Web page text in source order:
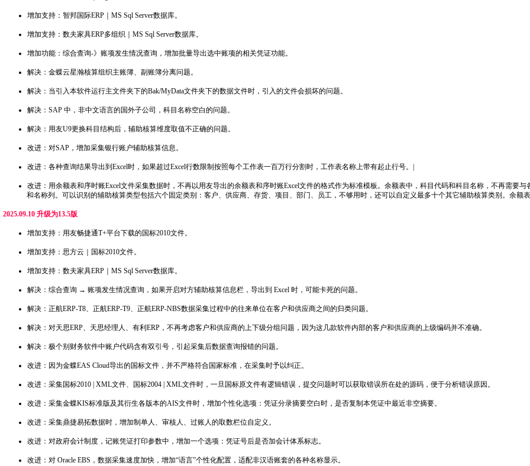
增加支持：智邦国际ERP｜MS Sql Server数据库。
增加支持：数夫家具ERP多组织｜MS Sql Server数据库。
增加功能：综合查询-》账项发生情况查询，增加批量导出选中账项的相关凭证功能。
解决：金蝶云星瀚核算组织主账簿、副账簿分离问题。
解决：当引入本软件运行主文件夹下的Bak/MyData文件夹下的数据文件时，引入的文件会损坏的问题。
解决：SAP 中，非中文语言的国外子公司，科目名称空白的问题。
解决：用友U9更换科目结构后，辅助核算维度取值不正确的问题。
改进：对SAP，增加采集银行账户辅助核算信息。
改进：各种查询结果导出到Excel时，如果超过Excel行数限制按照每个工作表一百万行分割时，工作表名称上带有起止行号。|
改进：用余额表和序时账Excel文件采集数据时，不再以用友导出的余额表和序时账Excel文件的格式作为标准模板。余额表中，科目代码和科目名称，不再需要
和名称列。可以识别的辅助核算类型包括六个固定类别：客户、供应商、存货、项目、部门、员工，不够用时，还可以自定义最多十个其它辅助核算类别。余额
2025.09.10 升级为13.5版
增加支持：用友畅捷通T+平台下载的国标2010文件。
增加支持：思方云｜国标2010文件。
增加支持：数夫家具ERP｜MS Sql Server数据库。
解决：综合查询 → 账项发生情况查询，如果开启对方辅助核算信息栏，导出到 Excel 时，可能卡死的问题。
解决：正航ERP-T8、正航ERP-T9、正航ERP-NBS数据采集过程中的往来单位在客户和供应商之间的归类问题。
解决：对天思ERP、天思经理人、有利ERP，不再考虑客户和供应商的上下级分组问题，因为这几款软件内部的客户和供应商的上级编码并不准确。
解决：极个别财务软件中账户代码含有双引号，引起采集后数据查询报错的问题。
改进：因为金蝶EAS Cloud导出的国标文件，并不严格符合国家标准，在采集时予以纠正。
改进：采集国标2010 | XML文件、国标2004 | XML文件时，一旦国标原文件有逻辑错误，提交问题时可以获取错误所在处的源码，便于分析错误原因。
改进：采集金蝶KIS标准版及其衍生各版本的AIS文件时，增加个性化选项：凭证分录摘要空白时，是否复制本凭证中最近非空摘要。
改进：采集鼎捷易拓数据时，增加制单人、审核人、过账人的取数栏位自定义。
改进：对政府会计制度，记账凭证打印参数中，增加一个选项：凭证号后是否加会计体系标志。
改进：对 Oracle EBS，数据采集速度加快，增加“语言”个性化配置，适配非汉语账套的各种名称显示。